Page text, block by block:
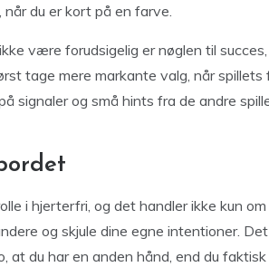
du er kort på en farve.
være forudsigelig er nøglen til
tage mere markante valg, når
signaler og små hints fra de andre
i hjerterfri, og det handler ikke kun
og skjule dine egne intentioner.
at du har en anden hånd, end du faktisk